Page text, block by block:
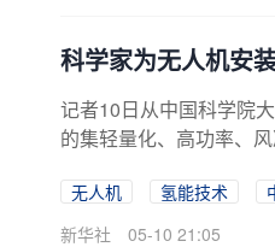
科学家为无人机安
记者10日从中国科学院
的集轻量化、高功率、
无人机 氢能技术
新华社
05-10 21:05